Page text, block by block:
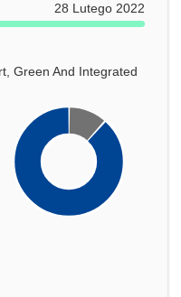
28 Lutego 2022
Green And Integrated